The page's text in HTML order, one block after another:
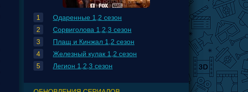
Одаренные 1,2 сезон
Сорвиголова 1,2,3 сезон
Плащ и Кинжал 1,2 сезон
Железный кулак 1,2 сезон
Легион 1,2,3 сезон